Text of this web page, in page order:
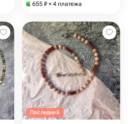
655 ₽ × 4 платежа
Последний